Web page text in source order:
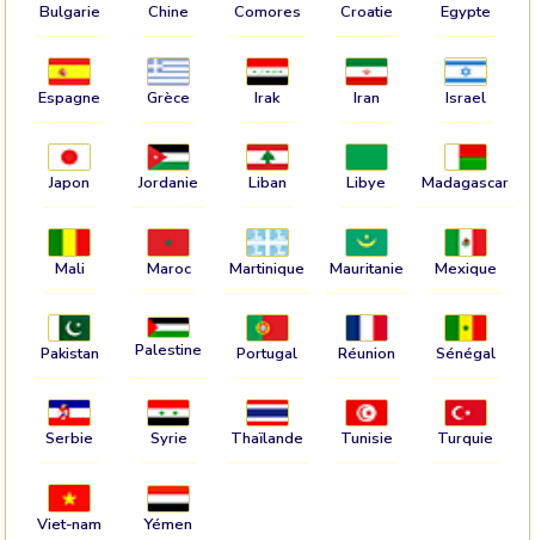
Bulgarie Chine Comores Croatie Egypte
Espagne Grèce Irak Iran Israel
Japon Jordanie Liban Libye Madagascar
Mali Maroc Martinique Mauritanie Mexique
Pakistan Palestine Portugal Réunion Sénégal
Serbie Syrie Thaïlande Tunisie Turquie
Viet-nam Yémen